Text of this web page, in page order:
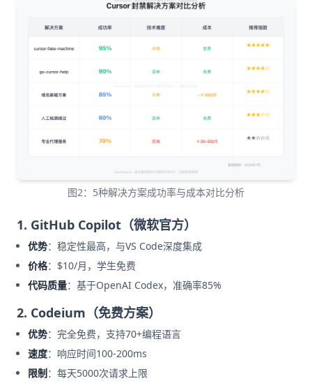
图2：5种解决方案成功率与成本对比分析
1. GitHub Copilot（微软官方）
优势：稳定性最高，与VS Code深度集成
价格：$10/月，学生免费
代码质量：基于OpenAI Codex，准确率85%
2. Codeium（免费方案）
优势：完全免费，支持70+编程语言
速度：响应时间100-200ms
限制 ：每天5000次请求上限